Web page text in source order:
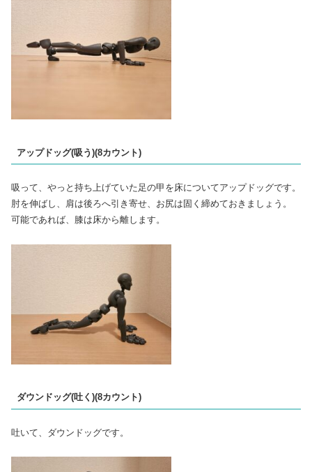
アップドッグ(吸う)(8カウント)
吸って、やっと持ち上げていた足の甲を床についてアップドッグです。
肘を伸ばし、肩は後ろへ引き寄せ、お尻は固く締めておきましょう。
可能であれば、膝は床から離します。
ダウンドッグ(吐く)(8カウント)
吐いて、ダウンドッグです。